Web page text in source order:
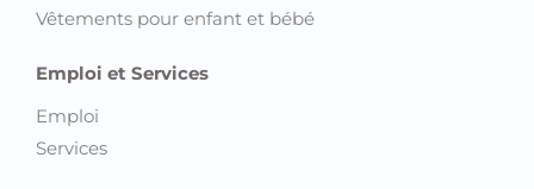
Vêtements pour enfant et bébé
Emploi et Services
Emploi
Services